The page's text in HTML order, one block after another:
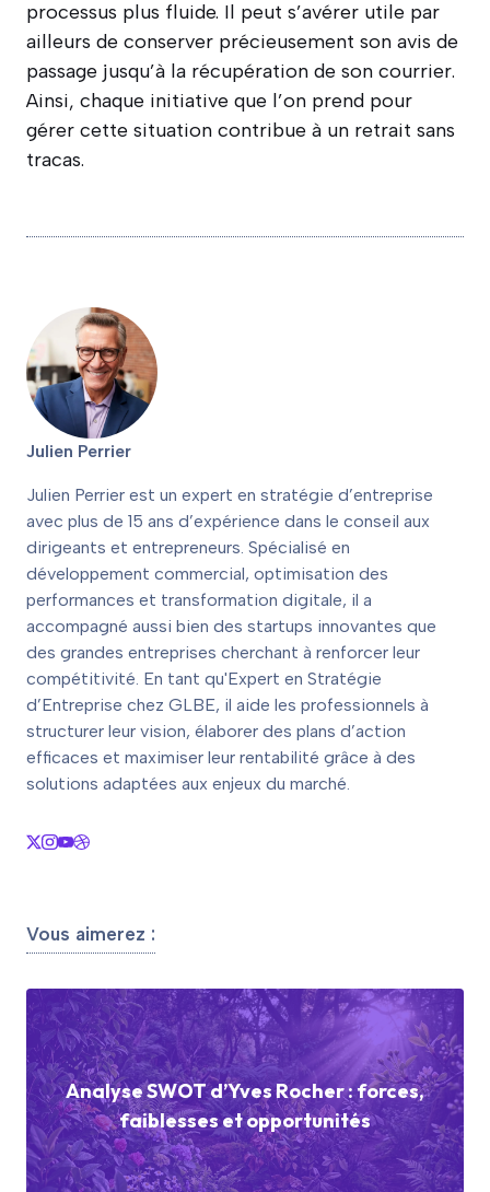
processus plus fluide. Il peut s’avérer utile par
ailleurs de conserver précieusement son avis de
passage jusqu’à la récupération de son courrier.
Ainsi, chaque initiative que l’on prend pour
gérer cette situation contribue à un retrait sans
tracas.
Julien Perrier
Julien Perrier est un expert en stratégie d’entreprise
avec plus de 15 ans d’expérience dans le conseil aux
dirigeants et entrepreneurs. Spécialisé en
développement commercial, optimisation des
performances et transformation digitale, il a
accompagné aussi bien des startups innovantes que
des grandes entreprises cherchant à renforcer leur
compétitivité. En tant qu'Expert en Stratégie
d’Entreprise chez GLBE, il aide les professionnels à
structurer leur vision, élaborer des plans d’action
efficaces et maximiser leur rentabilité grâce à des
solutions adaptées aux enjeux du marché.
Vous aimerez :
Analyse SWOT d’Yves Rocher : forces,
faiblesses et opportunités